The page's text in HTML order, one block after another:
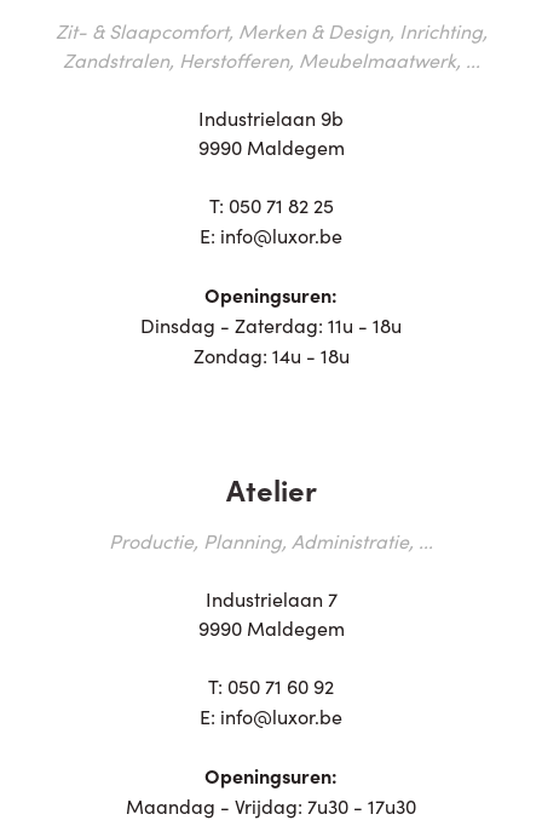
Zit- & Slaapcomfort, Merken & Design, Inrichting,
Zandstralen, Herstofferen, Meubelmaatwerk, ...
Industrielaan 9b
9990 Maldegem
T: 050 71 82 25
E: info@luxor.be
Openingsuren:
Dinsdag - Zaterdag: 11u - 18u
Zondag: 14u - 18u
Atelier
Productie, Planning, Administratie, ...
Industrielaan 7
9990 Maldegem
T: 050 71 60 92
E: info@luxor.be
Openingsuren:
Maandag - Vrijdag: 7u30 - 17u30